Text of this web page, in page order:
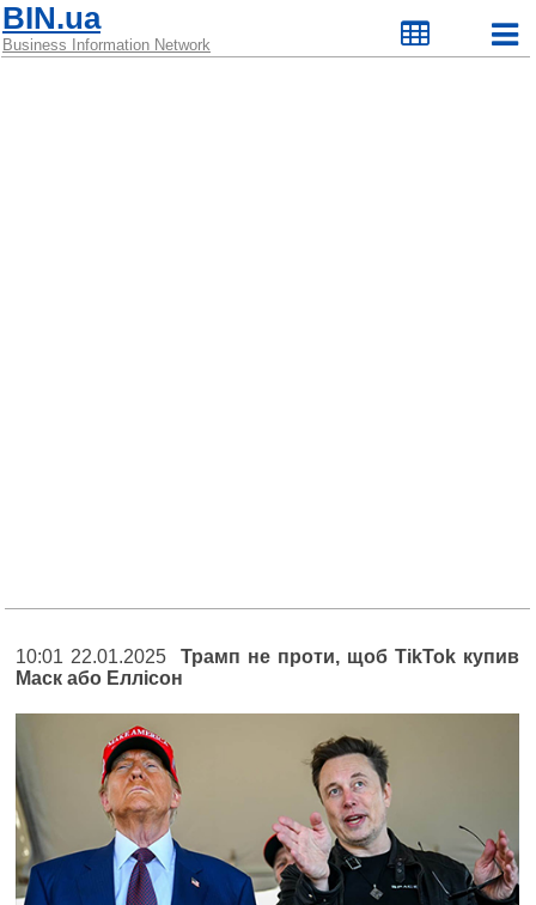
BIN.ua
Business Information Network
10:01 22.01.2025 Трамп не проти, щоб TikTok купив
Маск або Еллісон